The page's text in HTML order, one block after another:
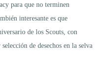
para que no terminen
interesante es que
de los Scouts, con
de desechos en la selva